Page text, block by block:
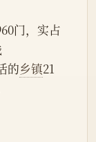
门，实占
的乡镇21